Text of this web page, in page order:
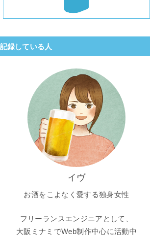
記録している人
イヴ
お酒をこよなく愛する独身女性
フリーランスエンジニアとして、
大阪ミナミでWeb制作中心に活動中